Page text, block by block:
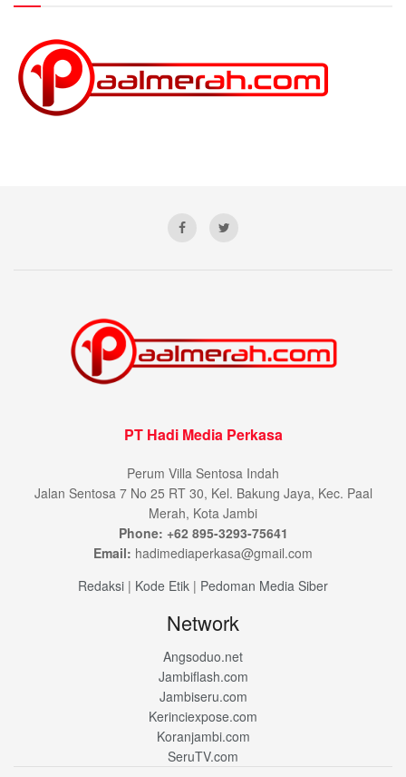
PT Hadi Media Perkasa
Perum Villa Sentosa Indah
Jalan Sentosa 7 No 25 RT 30, Kel. Bakung Jaya, Kec. Paal
Merah, Kota Jambi
Phone: +62 895-3293-75641
Email: hadimediaperkasa@gmail.com
Redaksi | Kode Etik | Pedoman Media Siber
Network
Angsoduo.net
Jambiflash.com
Jambiseru.com
Kerinciexpose.com
Koranjambi.com
SeruTV.com